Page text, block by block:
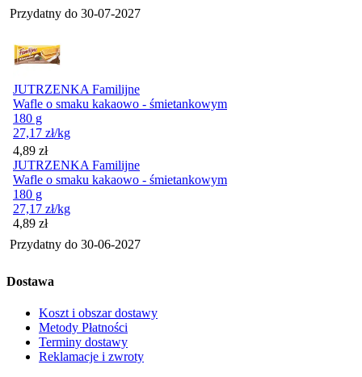
Przydatny do 30-07-2027
JUTRZENKA Familijne
Wafle o smaku kakaowo - śmietankowym
180 g
27,17 zł/kg
Cena
4,89 zł
JUTRZENKA Familijne
Wafle o smaku kakaowo - śmietankowym
180 g
27,17 zł/kg
Cena
4,89 zł
Przydatny do 30-06-2027
Dostawa
Koszt i obszar dostawy
Metody Płatności
Terminy dostawy
Reklamacje i zwroty